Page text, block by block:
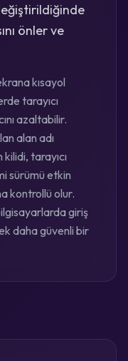
önler ve
kısayol
tarayıcı
azaltabilir.
alan adı
tarayıcı
sürümü etkin
kontrollü olur.
giriş
daha güvenli bir